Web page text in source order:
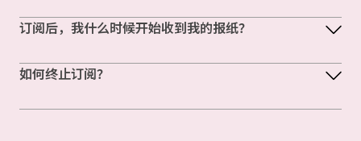
订阅后，我什么时候开始收到我的报纸？
如何终止订阅？